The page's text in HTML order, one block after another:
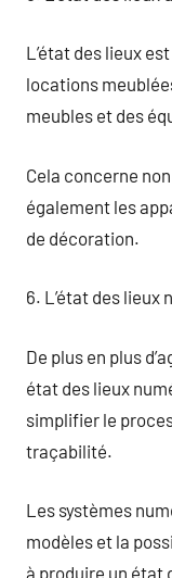
L’état des lieux
locations
meubles et des
Cela concerne
également les
de décoration.
6. L’état des lieux
De plus en plus
état des lieux
simplifier le
traçabilité.
Les systèmes
modèles et la
à produire un état